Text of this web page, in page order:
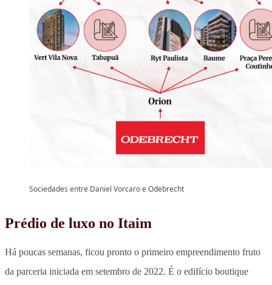
Sociedades entre Daniel Vorcaro e Odebrecht
Prédio de luxo no Itaim
Há poucas semanas, ficou pronto o primeiro empreendimento fruto
da parceria iniciada em setembro de 2022. É o edifício boutique